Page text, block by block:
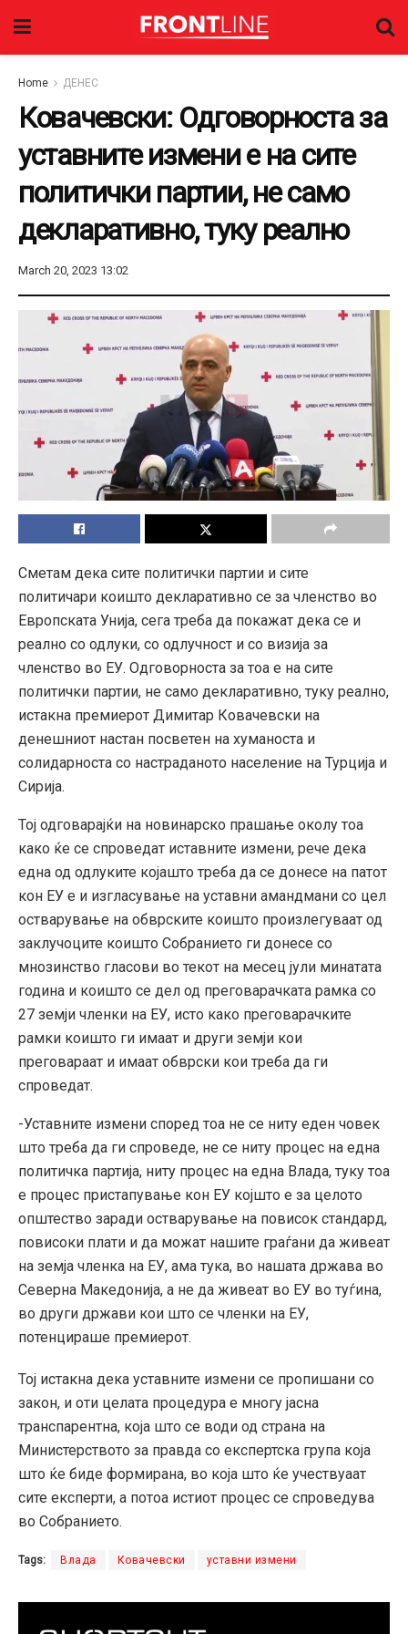
Home ДЕНЕС
Ковачевски: Одговорноста за
уставните измени е на сите
политички партии, не само
декларативно, туку реално
March 20, 2023 13:02
Сметам дека сите политички партии и сите
политичари коишто декларативно се за членство во
Европската Унија, сега треба да покажат дека се и
реално со одлуки, со одлучност и со визија за
членство во ЕУ. Одговорноста за тоа е на сите
политички партии, не само декларативно, туку реално,
истакна премиерот Димитар Ковачевски на
денешниот настан посветен на хуманоста и
солидарноста со настраданото население на Турција и
Сирија.
Тој одговарајќи на новинарско прашање околу тоа
како ќе се спроведат иставните измени, рече дека
една од одлуките којашто треба да се донесе на патот
кон ЕУ е и изгласување на уставни амандмани со цел
остварување на обврските коишто произлегуваат од
заклучоците коишто Собранието ги донесе со
мнозинство гласови во текот на месец јули минатата
година и коишто се дел од преговарачката рамка со
27 земји членки на ЕУ, исто како преговарачките
рамки коишто ги имаат и други земји кои
преговараат и имаат обврски кои треба да ги
спроведат.
-Уставните измени според тоа не се ниту еден човек
што треба да ги спроведе, не се ниту процес на една
политичка партија, ниту процес на една Влада, туку тоа
е процес пристапување кон ЕУ којшто е за целото
општество заради остварување на повисок стандард,
повисоки плати и да можат нашите граѓани да живеат
на земја членка на ЕУ, ама тука, во нашата држава во
Северна Македонија, а не да живеат во ЕУ во туѓина,
во други држави кои што се членки на ЕУ,
потенцираше премиерот.
Тој истакна дека уставните измени се пропишани со
закон, и оти целата процедура е многу јасна
транспарентна, која што се води од страна на
Министерството за правда со експертска група која
што ќе биде формирана, во која што ќе учествуаат
сите експерти, а потоа истиот процес се спроведува
во Собранието.
Tags: Влада Ковачевски уставни измени